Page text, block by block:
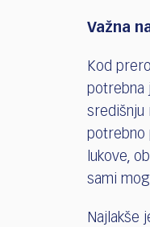
Važna
Kod
potrebna
središnju
potrebno
lukove,
sami
Najlakše